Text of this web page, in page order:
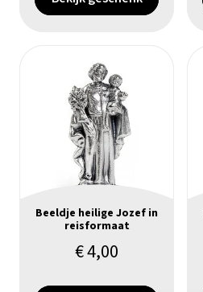
Beeldje heilige Jozef in
reisformaat
€4,00